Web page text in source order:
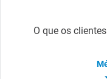
O que os